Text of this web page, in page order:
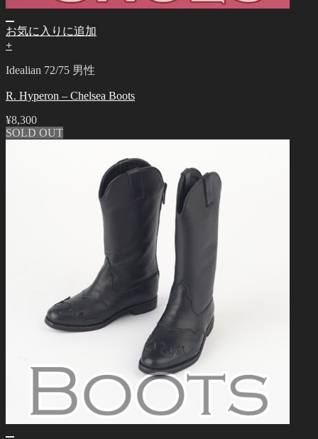
お気に入りに追加
+
Idealian 72/75 男性
R. Hyperon – Chelsea Boots
¥8,300
SOLD OUT